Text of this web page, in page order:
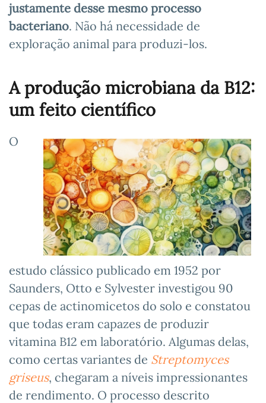
justamente desse mesmo processo
bacteriano. Não há necessidade de
exploração animal para produzi-los.
A produção microbiana da B12:
um feito científico
O
estudo clássico publicado em 1952 por
Saunders, Otto e Sylvester investigou 90
cepas de actinomicetos do solo e constatou
que todas eram capazes de produzir
vitamina B12 em laboratório. Algumas delas,
como certas variantes de Streptomyces
griseus, chegaram a níveis impressionantes
de rendimento. O processo descrito